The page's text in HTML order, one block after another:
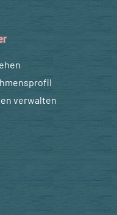
verwalten